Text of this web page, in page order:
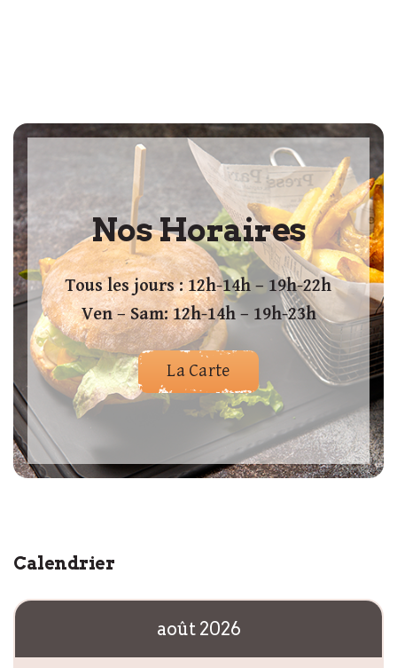
Nos Horaires
Tous les jours : 12h-14h – 19h-22h
Ven – Sam: 12h-14h – 19h-23h
La Carte
Calendrier
août 2026